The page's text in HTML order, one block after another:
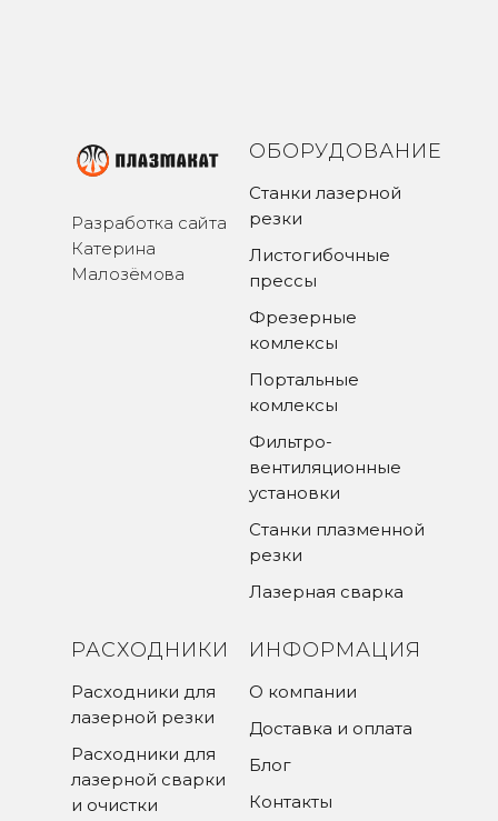
Разработка сайта
Катерина
Малозёмова
ОБОРУДОВАНИЕ
Станки лазерной
резки
Листогибочные
прессы
Фрезерные
комлексы
Портальные
комлексы
Фильтро-
вентиляционные
установки
Станки плазменной
резки
Лазерная сварка
РАСХОДНИКИ
Расходники для
лазерной резки
Расходники для
лазерной сварки
и очистки
ИНФОРМАЦИЯ
О компании
Доставка и оплата
Блог
Контакты